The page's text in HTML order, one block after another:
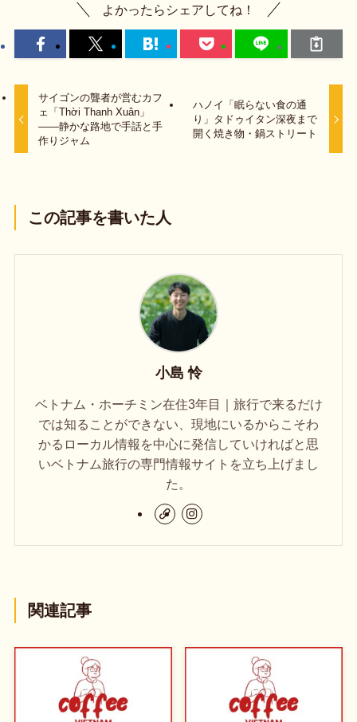
よかったらシェアしてね！
サイゴンの聾者が営むカフ
ェ「Thời Thanh Xuân」
——静かな路地で手話と手
作りジャム
ハノイ「眠らない食の通
り」タドゥイタン深夜まで
開く焼き物・鍋ストリート
この記事を書いた人
小島 怜
ベトナム・ホーチミン在住3年目｜旅行で来るだけ
では知ることができない、現地にいるからこそわ
かるローカル情報を中心に発信していければと思
いベトナム旅行の専門情報サイトを立ち上げまし
た。
関連記事